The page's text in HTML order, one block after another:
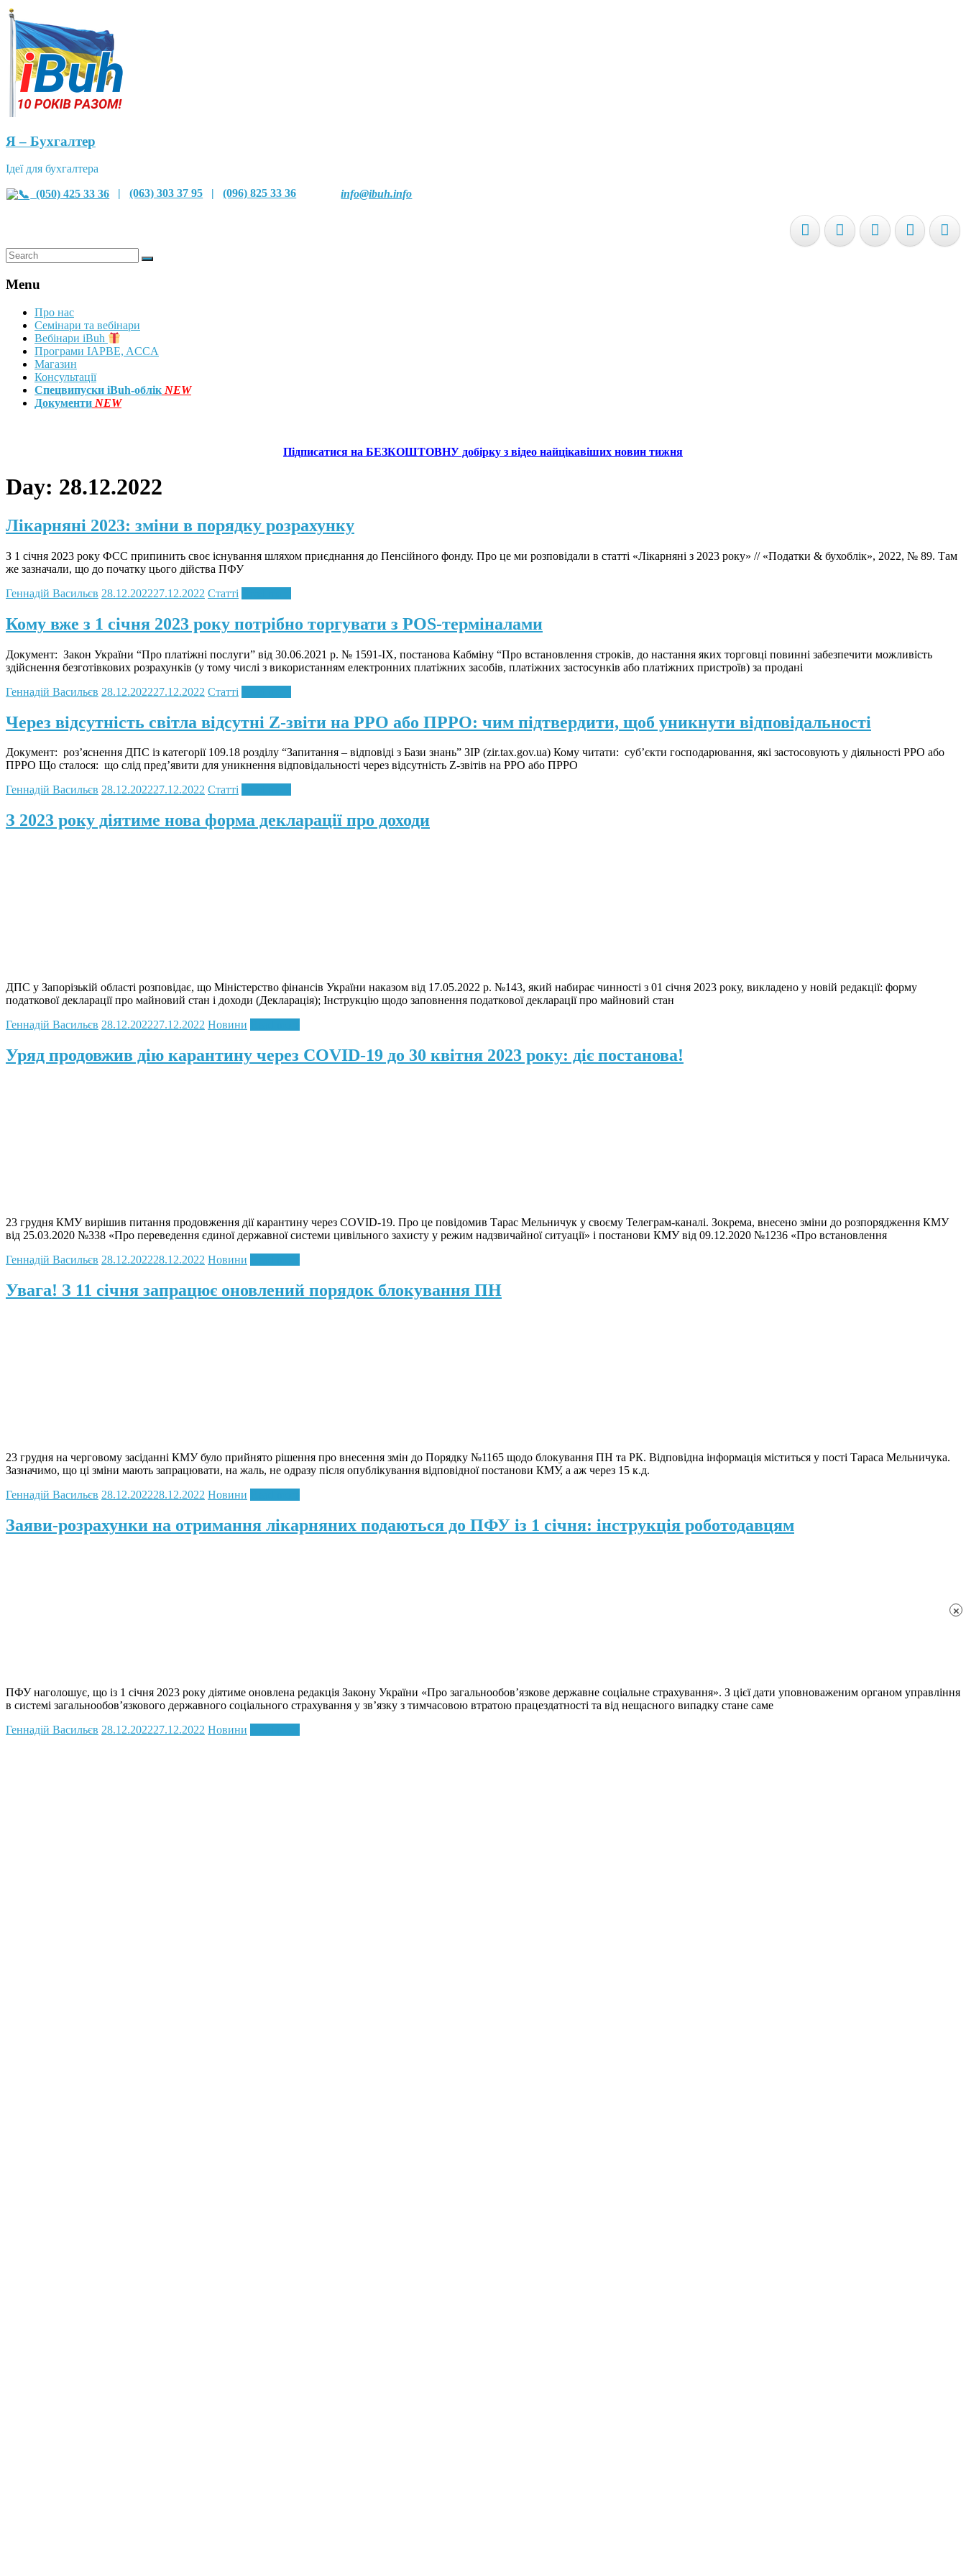
Я – Бухгалтер
Ідеї для бухгалтера
(050) 425 33 36 |(063) 303 37 95 |(096) 825 33 36 info@ibuh.info
Menu
Про нас
Семінари та вебінари
Вебінари iBuh
Програми IAPBE, ACCA
Магазин
Консультації
Спецвипуски iBuh-облік NEW
Документи NEW
Підписатися на БЕЗКОШТОВНУ добірку з відео найцікавіших новин тижня
Day: 28.12.2022
Лікарняні 2023: зміни в порядку розрахунку
З 1 січня 2023 року ФСС припинить своє існування шляхом приєднання до Пенсійного фонду. Про це ми розповідали в статті «Лікарняні з 2023 року» // «Податки & бухоблік», 2022, № 89. Там
же зазначали, що до початку цього дійства ПФУ
Геннадій Васильєв 28.12.202227.12.2022 Статті
Кому вже з 1 січня 2023 року потрібно торгувати з POS-терміналами
Документ: Закон України “Про платіжні послуги” від 30.06.2021 р. № 1591-IX, постанова Кабміну “Про встановлення строків, до настання яких торговці повинні забезпечити можливість
здійснення безготівкових розрахунків (у тому числі з використанням електронних платіжних засобів, платіжних застосунків або платіжних пристроїв) за продані
Геннадій Васильєв 28.12.202227.12.2022 Статті
Через відсутність світла відсутні Z-звіти на РРО або ПРРО: чим підтвердити, щоб уникнути відповідальності
Документ: роз’яснення ДПС із категорії 109.18 розділу “Запитання – відповіді з Бази знань” ЗІР (zir.tax.gov.ua) Кому читати: суб’єкти господарювання, які застосовують у діяльності РРО або
ПРРО Що сталося: що слід пред’явити для уникнення відповідальності через відсутність Z-звітів на РРО або ПРРО
Геннадій Васильєв 28.12.202227.12.2022 Статті
З 2023 року діятиме нова форма декларації про доходи
ДПС у Запорізькій області розповідає, що Міністерство фінансів України наказом від 17.05.2022 р. №143, який набирає чинності з 01 січня 2023 року, викладено у новій редакції: форму
податкової декларації про майновий стан і доходи (Декларація); Інструкцію щодо заповнення податкової декларації про майновий стан
Геннадій Васильєв 28.12.202227.12.2022 Новини
Уряд продовжив дію карантину через COVID-19 до 30 квітня 2023 року: діє постанова!
23 грудня КМУ вирішив питання продовження дії карантину через COVID-19. Про це повідомив Тарас Мельничук у своєму Телеграм-каналі. Зокрема, внесено зміни до розпорядження КМУ
від 25.03.2020 №338 «Про переведення єдиної державної системи цивільного захисту у режим надзвичайної ситуації» і постанови КМУ від 09.12.2020 №1236 «Про встановлення
Геннадій Васильєв 28.12.202228.12.2022 Новини
Увага! З 11 січня запрацює оновлений порядок блокування ПН
23 грудня на черговому засіданні КМУ було прийнято рішення про внесення змін до Порядку №1165 щодо блокування ПН та РК. Відповідна інформація міститься у пості Тараса Мельничука.
Зазначимо, що ці зміни мають запрацювати, на жаль, не одразу після опублікування відповідної постанови КМУ, а аж через 15 к.д.
Геннадій Васильєв 28.12.202228.12.2022 Новини
Заяви-розрахунки на отримання лікарняних подаються до ПФУ із 1 січня: інструкція роботодавцям
ПФУ наголошує, що із 1 січня 2023 року діятиме оновлена редакція Закону України «Про загальнообов’язкове державне соціальне страхування». З цієї дати уповноваженим органом управління
в системі загальнообов’язкового державного соціального страхування у зв’язку з тимчасовою втратою працездатності та від нещасного випадку стане саме
Геннадій Васильєв 28.12.202227.12.2022 Новини
×